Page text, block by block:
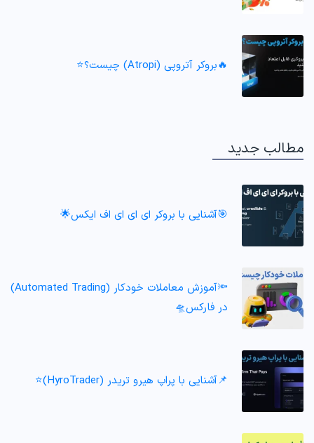
🔥بروکر آتروپی (Atropi) چیست؟⭐️
مطالب جدید
🎯آشنایی با بروکر ای ای ای اف ایکس🌟
🔦آموزش معاملات خودکار (Automated Trading)
در فارکس🛸
📌آشنایی با پراپ هیرو تریدر (HyroTrader)⭐️